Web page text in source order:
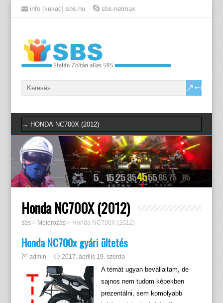
info [kukac] sbs.hu sbs-netmax
Honda NC700X (2012)
sbs> Motorozás> Honda NC700X (2012)
Honda NC700x gyári ültetés
admin 2017. április 19. szerda
A témát ugyan bevállaltam, de
sajnos nem tudom képekben
prezentálni, sem komolyabb